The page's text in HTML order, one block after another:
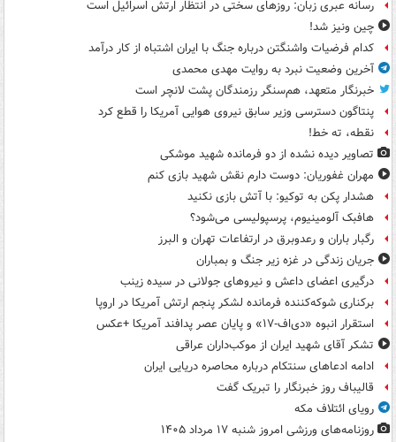
رسانه عبری زبان: روزهای سختی در انتظار ارتش اسرائیل است
چین ونیز شد!
کدام فرضیات واشنگتن درباره جنگ با ایران اشتباه از کار درآمد
آخرین وضعیت نبرد به روایت مهدی محمدی
خبرنگار متعهد، هم‌سنگر رزمندگان پشت لانچر است
پنتاگون دسترسی وزیر سابق نیروی هوایی آمریکا را قطع کرد
نقطه، ته خط!
تصاویر دیده‌ نشده از دو فرمانده شهید موشکی
مهران غفوریان: دوست دارم نقش شهید بازی کنم
هشدار پکن به توکیو: با آتش بازی نکنید
هافبک آلومینیوم، پرسپولیسی می‌شود؟
رگبار باران و رعدوبرق در ارتفاعات تهران و البرز
جریان زندگی در غزه زیر جنگ و بمباران
درگیری اعضای داعش و نیروهای جولانی در سیده زینب
برکناری شوکه‌کننده فرمانده لشکر پنجم ارتش آمریکا در اروپا
استقرار انبوه «دی‌اف‑۱۷» و پایان عصر پدافند آمریکا +عکس
تشکر آقای شهید ایران از موکب‌داران عراقی
ادامه ادعاهای سنتکام درباره محاصره دریایی ایران
قالیباف روز خبرنگار را تبریک گفت
رویای ائتلاف مکه
روزنامه‌های ورزشی امروز ‌شنبه ۱۷ مرداد ۱۴۰۵